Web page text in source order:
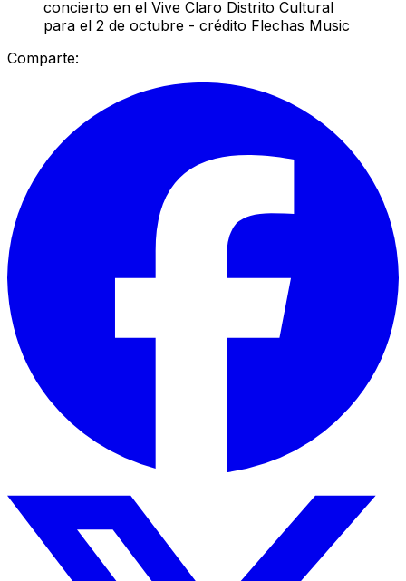
concierto en el Vive Claro Distrito Cultural
para el 2 de octubre - crédito Flechas Music
Comparte: